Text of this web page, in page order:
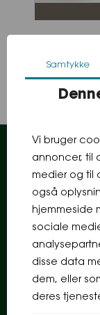
Ret cookie-
Samtykke
Vi bruger
annoncer, til
medier og til
også
hjemmeside
sociale
disse data
dem, eller
deres